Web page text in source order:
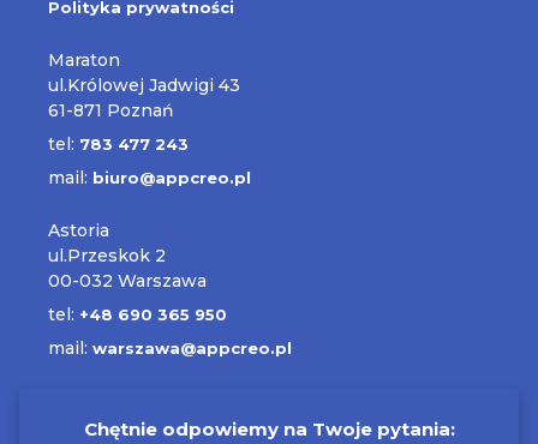
Polityka prywatności
Maraton
ul.Królowej Jadwigi 43
61-871 Poznań
tel: 783 477 243
mail: biuro@appcreo.pl
Astoria
ul.Przeskok 2
00-032 Warszawa
tel: +48 690 365 950
mail: warszawa@appcreo.pl
Chętnie odpowiemy na Twoje pytania: